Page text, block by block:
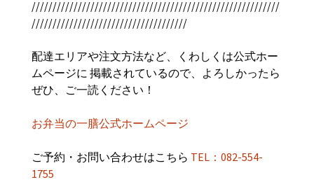
///////////////////////////////////////////////////////////
/////////////////////////////////////
配達エリアや注文方法など、くわしくは公式ホー
ムページに 掲載されているので、よろしかったら
ぜひ、ご一読ください！
お弁当の一膳公式ホームページ
ご予約・お問い合わせはこちら TEL：082-554-
1755